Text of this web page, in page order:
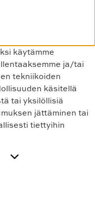
käytämme
ja/tai
tekniikoiden
käsitellä
tai yksilöllisiä
jättäminen tai
tiettyihin